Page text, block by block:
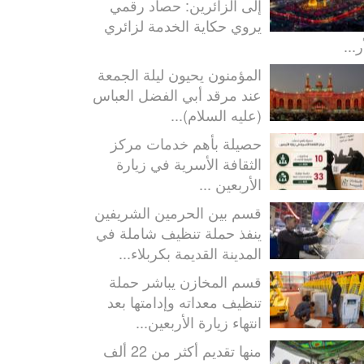
إلى الزائرين: حصاد رقمي
يروي حكاية الخدمة لزائري
المؤمنون يحيون ليلة الجمعة
عند مرقد أبي الفضل العباس
(عليه السلام)...
حصيلة بأهم خدمات مركز
الثقافة الأسرية في زيارة
الأربعين ...
قسم بين الحرمين الشريفين
ينفذ حملة تنظيف شاملة في
المدينة القديمة بكربلاء...
قسم المخازن يباشر حملة
تنظيف معداته وإدامتها بعد
انتهاء زيارة الأربعين...
منها تقديم أكثر من 22 ألف